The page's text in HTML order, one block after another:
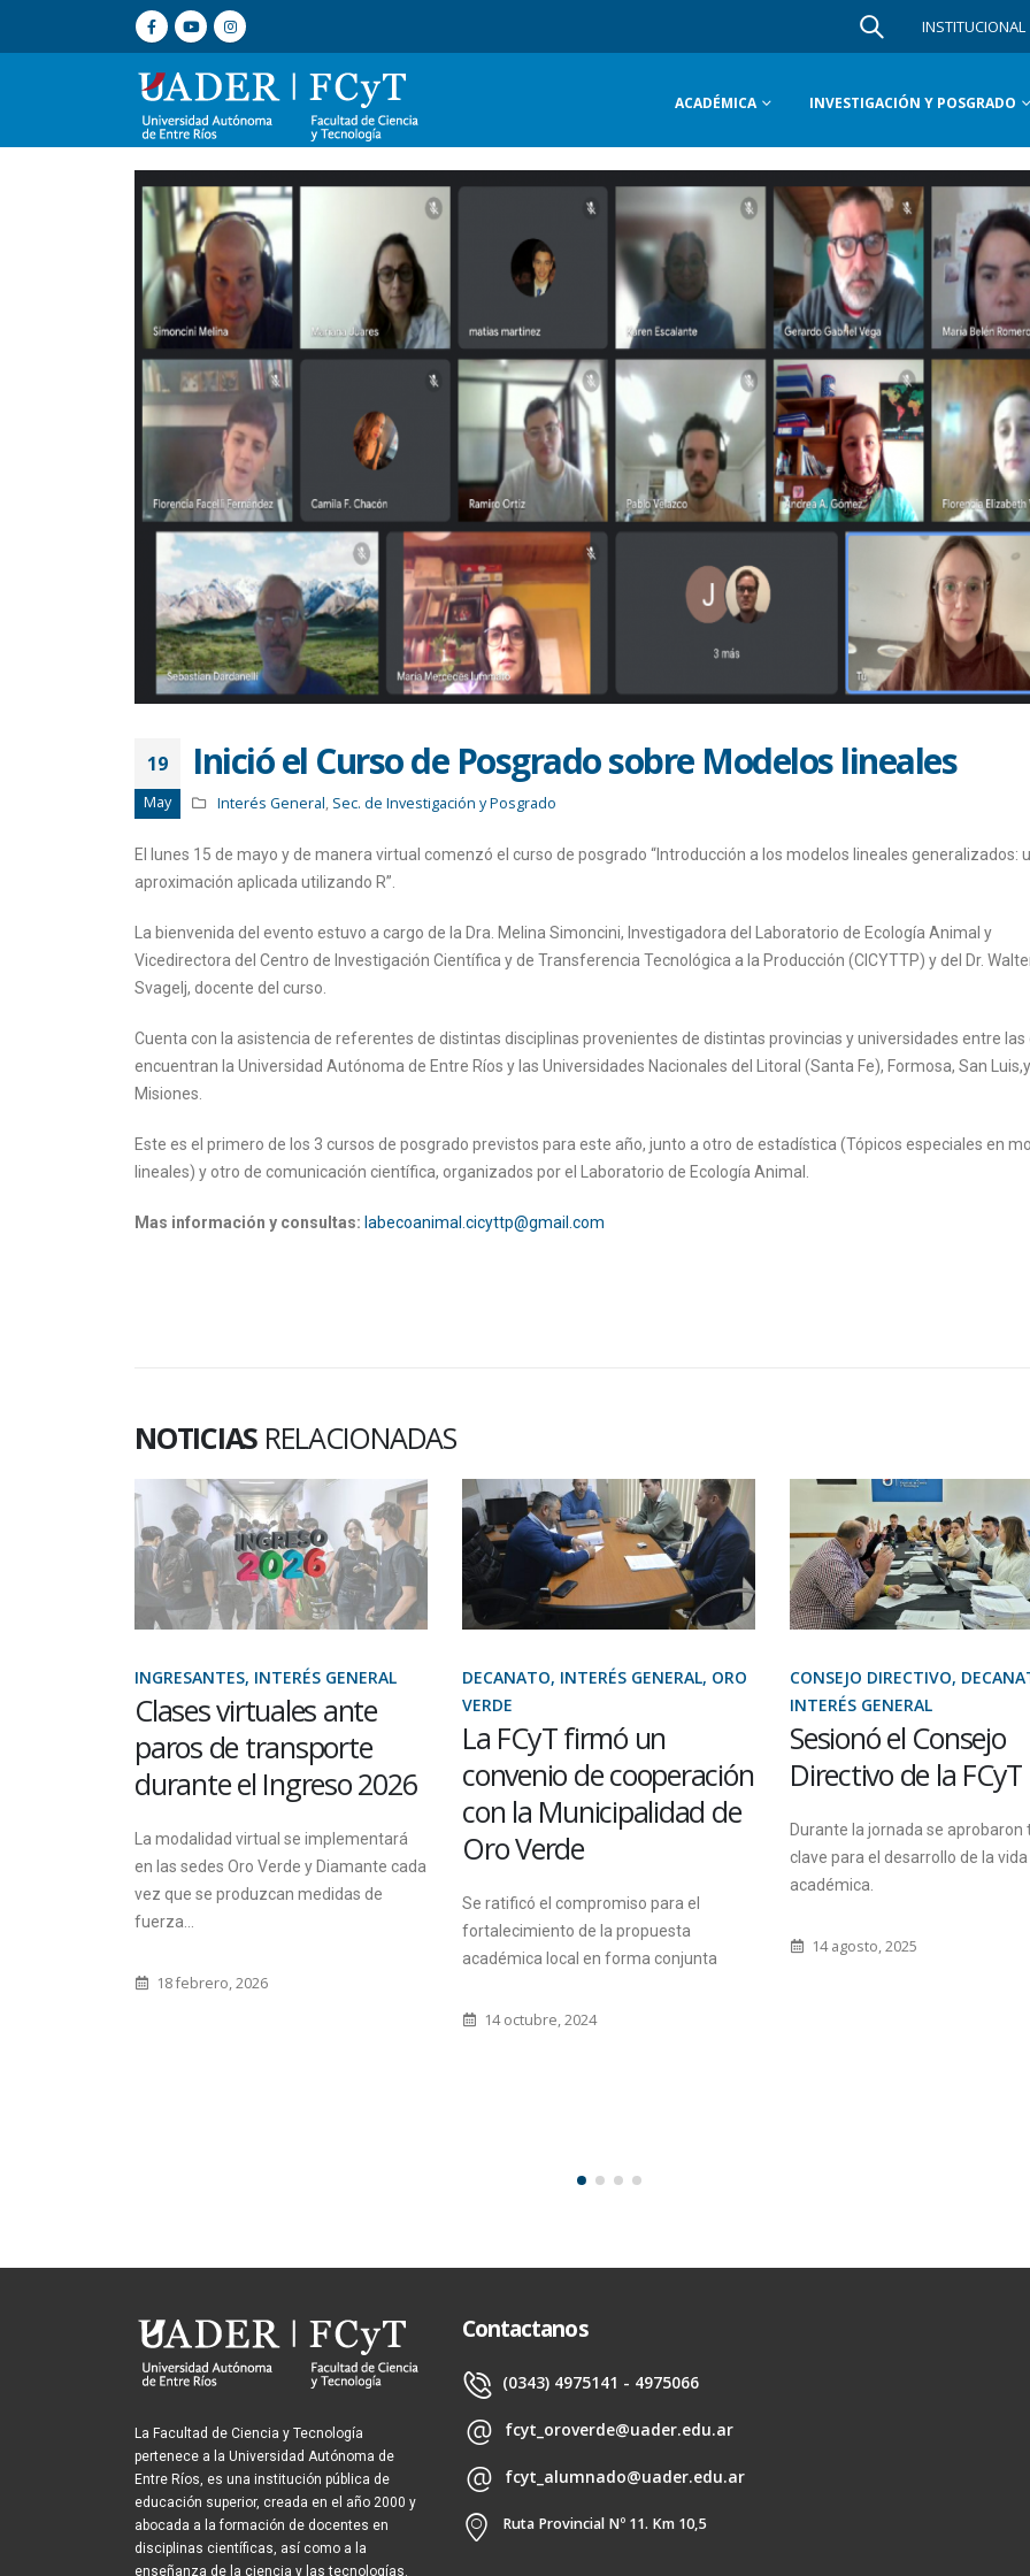
INSTITUCIONAL
ACADÉMICA INVESTIGACIÓN Y POSGRADO
19
May
Inició el Curso de Posgrado sobre Modelos lineales
Interés General, Sec. de Investigación y Posgrado
El lunes 15 de mayo y de manera virtual comenzó el curso de posgrado “Introducción a los modelos lineales generalizados:
aproximación aplicada utilizando R”.
La bienvenida del evento estuvo a cargo de la Dra. Melina Simoncini, Investigadora del Laboratorio de Ecología Animal y
Vicedirectora del Centro de Investigación Científica y de Transferencia Tecnológica a la Producción (CICYTTP) y del Dr.
Svagelj, docente del curso.
Cuenta con la asistencia de referentes de distintas disciplinas provenientes de distintas provincias y universidades entre las
encuentran la Universidad Autónoma de Entre Ríos y las Universidades Nacionales del Litoral (Santa Fe), Formosa, San Luis,y
Misiones.
Este es el primero de los 3 cursos de posgrado previstos para este año, junto a otro de estadística (Tópicos especiales en
lineales) y otro de comunicación científica, organizados por el Laboratorio de Ecología Animal.
Mas información y consultas: labecoanimal.cicyttp@gmail.com
NOTICIAS RELACIONADAS
DECANATO, INTERÉS GENERAL, ORO
VERDE
La FCyT firmó un
convenio de cooperación
con la Municipalidad de
Oro Verde
Se ratificó el compromiso para el
fortalecimiento de la propuesta
CONSEJO DIRECTIVO, DECANATO,
INTERÉS GENERAL
Sesionó el Consejo
Directivo de la FCyT
Durante la jornada se aprobaron temas
clave para el desarrollo de la vida
EXTENSIÓN ÁULICA
INTERÉS GENERAL
La FCyT estuvo
en la Expo Rural
Lo hizo a través de estudiantes,
docentes y graduados de la
La Facultad de Ciencia y Tecnología
pertenece a la Universidad Autónoma de
Entre Ríos, es una institución pública de
educación superior, creada en el año 2000 y
abocada a la formación de docentes en
disciplinas científicas, así como a la
enseñanza de la ciencia y las tecnologías.
Contactanos
(0343) 4975141 - 4975066
fcyt_oroverde@uader.edu.ar
fcyt_alumnado@uader.edu.ar
Ruta Provincial Nº 11. Km 10,5